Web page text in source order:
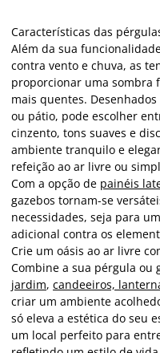
Características das
Além da sua
contra vento e chuva, as
proporcionar uma sombra
mais quentes.
ou pátio, pode escolher
cinzento, tons suaves e
ambiente tranquilo e
refeição ao ar livre ou
Com a opção de painéis
gazebos tornam-se
necessidades, seja para
adicional contra os
Crie um oásis ao ar livre
Combine a sua pérgula ou
jardim, candeeiros,
criar um ambiente
só eleva a estética do seu
um local perfeito para